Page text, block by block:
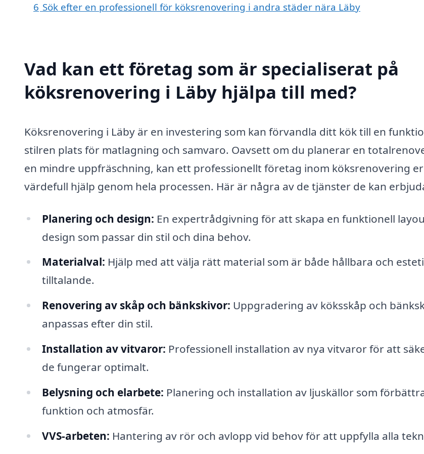
6 Sök efter en professionell för köksrenovering i andra städer nära Läby
Vad kan ett företag som är specialiserat på
köksrenovering i Läby hjälpa till med?
Köksrenovering i Läby är en investering som kan förvandla ditt kök till en
stilren plats för matlagning och samvaro. Oavsett om du planerar en
en mindre uppfräschning, kan ett professionellt företag inom köksrenovering
värdefull hjälp genom hela processen. Här är några av de tjänster de kan
Planering och design: En expertrådgivning för att skapa en funktionell
design som passar din stil och dina behov.
Materialval: Hjälp med att välja rätt material som är både hållbara och
tilltalande.
Renovering av skåp och bänkskivor: Uppgradering av köksskåp och
anpassas efter din stil.
Installation av vitvaror: Professionell installation av nya vitvaror för att
de fungerar optimalt.
Belysning och elarbete: Planering och installation av ljuskällor som
funktion och atmosfär.
VVS-arbeten: Hantering av rör och avlopp vid behov för att uppfylla alla